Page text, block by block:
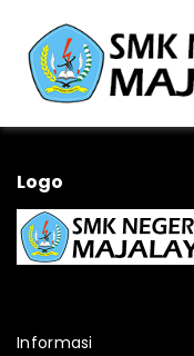
Logo
Informasi